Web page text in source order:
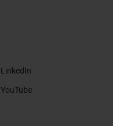
LinkedIn
YouTube